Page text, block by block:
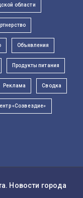
области
Объявления
Продукты питания
Реклама Сводка
«Созвездие»
. Новости города